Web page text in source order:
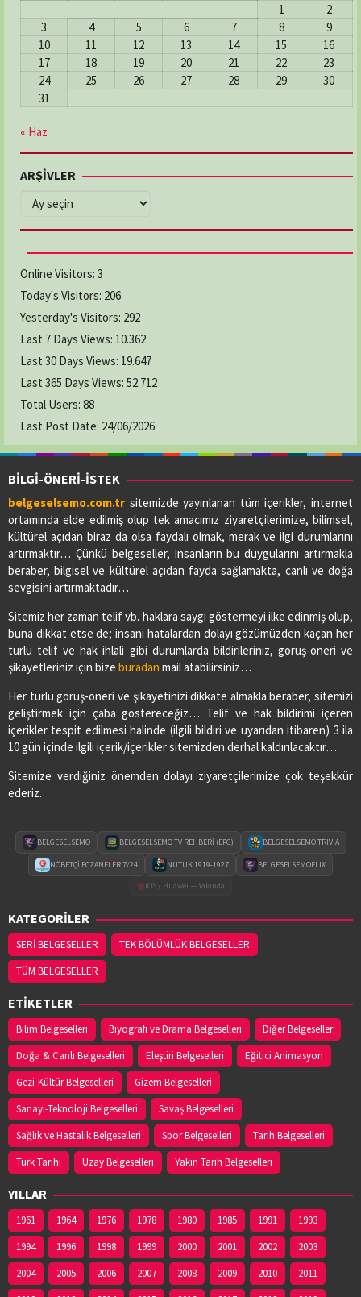
1
2
3
4 5 6 7 8
9
10
11 12 13 14 15
16
17
18 19 20 21 22
23
24
25 26 27 28 29
30
31
« Haz
ARŞİVLER
ARŞİVLER
Online Visitors: 3
Today's Visitors: 206
Yesterday's Visitors: 292
Last 7 Days Views: 10.362
Last 30 Days Views: 19.647
Last 365 Days Views: 52.712
Total Users: 88
Last Post Date: 24/06/2026
BİLGİ-ÖNERİ-İSTEK
belgeselsemo.com.tr sitemizde yayınlanan tüm içerikler, internet
ortamında elde edilmiş olup tek amacımız ziyaretçilerimize, bilimsel,
kültürel açıdan biraz da olsa faydalı olmak, merak ve ilgi durumlarını
artırmaktır… Çünkü belgeseller, insanların bu duygularını artırmakla
beraber, bilgisel ve kültürel açıdan fayda sağlamakta, canlı ve doğa
sevgisini artırmaktadır…
Sitemiz her zaman telif vb. haklara saygı göstermeyi ilke edinmiş olup,
buna dikkat etse de; insani hatalardan dolayı gözümüzden kaçan her
türlü telif ve hak ihlali gibi durumlarda bildirileriniz, görüş-öneri ve
şikayetleriniz için bize buradan mail atabilirsiniz…
Her türlü görüş-öneri ve şikayetinizi dikkate almakla beraber, sitemizi
geliştirmek için çaba göstereceğiz… Telif ve hak bildirimi içeren
içerikler tespit edilmesi halinde (ilgili bildiri ve uyarıdan itibaren) 3 ila
10 gün içinde ilgili içerik/içerikler sitemizden derhal kaldırılacaktır…
Sitemize verdiğiniz önemden dolayı ziyaretçilerimize çok teşekkür
ederiz.
BELGESELSEMO BELGESELSEMO TV REHBERİ (EPG) BELGESELSEMO TRIVIA
NÖBETÇİ ECZANELER 7/24 NUTUK 1919-1927
BELGESELSEMOFLIX
iOS / Huawei — Yakında
KATEGORİLER
SERİ BELGESELLER
TEK BÖLÜMLÜK BELGESELLER
TÜM BELGESELLER
ETİKETLER
Bilim Belgeselleri Biyografi ve Drama Belgeselleri
Diğer Belgeseller
Doğa & Canlı Belgeselleri
Eleştiri Belgeselleri
Eğitici Animasyon
Gezi-Kültür Belgeselleri
Gizem Belgeselleri
Sanayi-Teknoloji Belgeselleri
Savaş Belgeselleri
Sağlık ve Hastalık Belgeselleri
Spor Belgeselleri
Tarih Belgeselleri
Türk Tarihi
Uzay Belgeselleri Yakın Tarih Belgeselleri
YILLAR
1961 1964 1976 1978 1980 1985 1991
1993
1994
1996 1998 1999 2000 2001 2002
2003
2004
2005 2006 2007 2008 2009 2010
2011